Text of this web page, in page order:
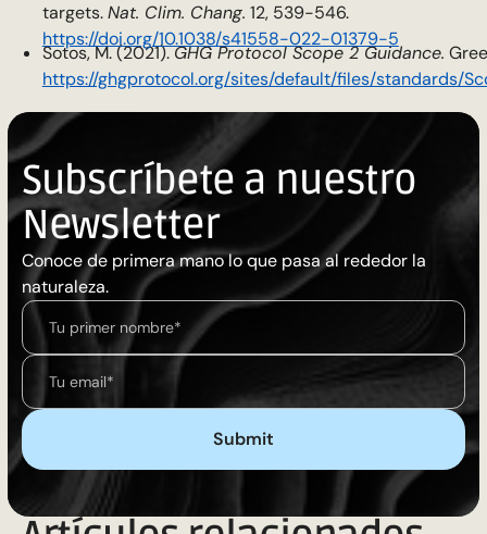
targets.Nat. Clim. Chang. 12, 539-546.
https://doi.org/10.1038/s41558-022-01379-5
Sotos, M. (2021).GHG Protocol Scope 2 Guidance.
https://ghgprotocol.org/sites/default/files/standards/
Subscríbete a nuestro
Newsletter
Conoce de primera mano lo que pasa al rededor la
naturaleza.